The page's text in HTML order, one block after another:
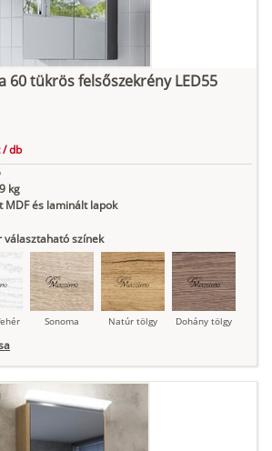
60 tükrös felsőszekrény LED55
/db
kg
MDF és laminált lapok
színek
Sonoma Natúr tölgy Dohány tölgy
fa Loft beton
Szupermatt